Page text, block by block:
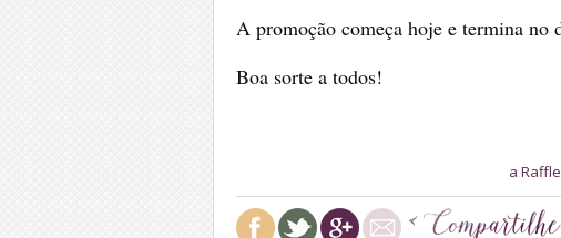
A promoção começa hoje e termina no
Boa sorte a todos!
a